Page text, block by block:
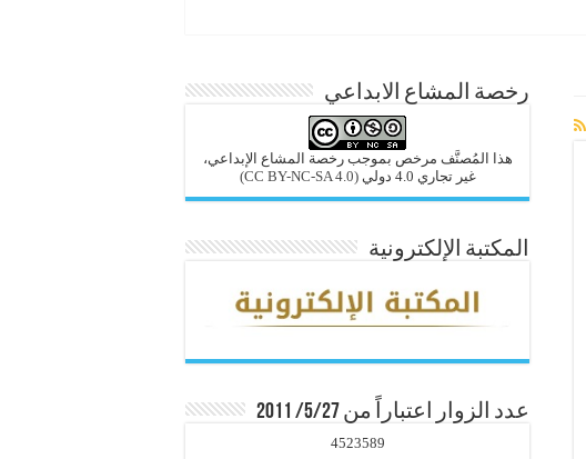
رخصة المشاع الابداعي
هذا المُصنَّف مرخص بموجب رخصة المشاع الإبداعي،
غير تجاري 4.0 دولي
(CC BY-NC-SA 4.0)
المكتبة الإلكترونية
عدد الزوار اعتباراً من 5/27/ 2011
4523589